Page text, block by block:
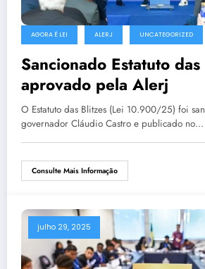
AGORA É LEI ALERJ UNCATEGORIZED
Sancionado Estatuto
aprovado pela Alerj
O Estatuto das Blitzes (Lei 10.900/25) foi
governador Cláudio Castro e publicado no…
Consulte Mais Informação
julho 29, 2025